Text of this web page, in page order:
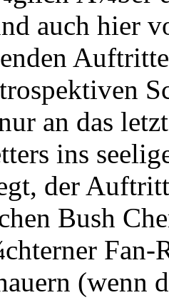
auch hier
an das
ins
der
Bush
Fan-